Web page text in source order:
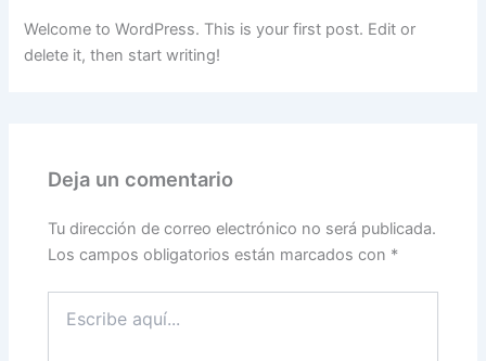
Welcome to WordPress. This is your first post. Edit or
delete it, then start writing!
Deja un comentario
Tu dirección de correo electrónico no será publicada.
Los campos obligatorios están marcados con *
aquí...